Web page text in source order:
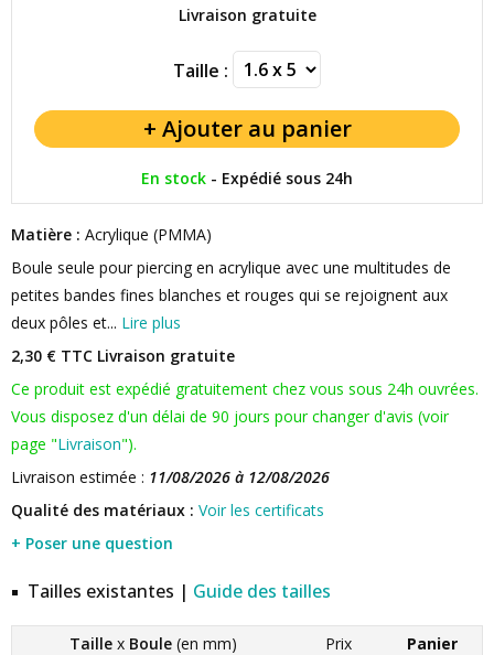
Livraison gratuite
Taille :
En stock - Expédié sous 24h
Matière : Acrylique (PMMA)
Boule seule pour piercing en acrylique avec une multitudes de
petites bandes fines blanches et rouges qui se rejoignent aux
deux pôles et... Lire plus
2,30 € TTC Livraison gratuite
Ce produit est expédié gratuitement chez vous sous 24h ouvrées.
Vous disposez d'un délai de 90 jours pour changer d'avis (voir
page "Livraison").
Livraison estimée : 11/08/2026 à 12/08/2026
Qualité des matériaux : Voir les certificats
+ Poser une question
Tailles existantes | Guide des tailles
Taille x Boule (en mm) Prix Panier